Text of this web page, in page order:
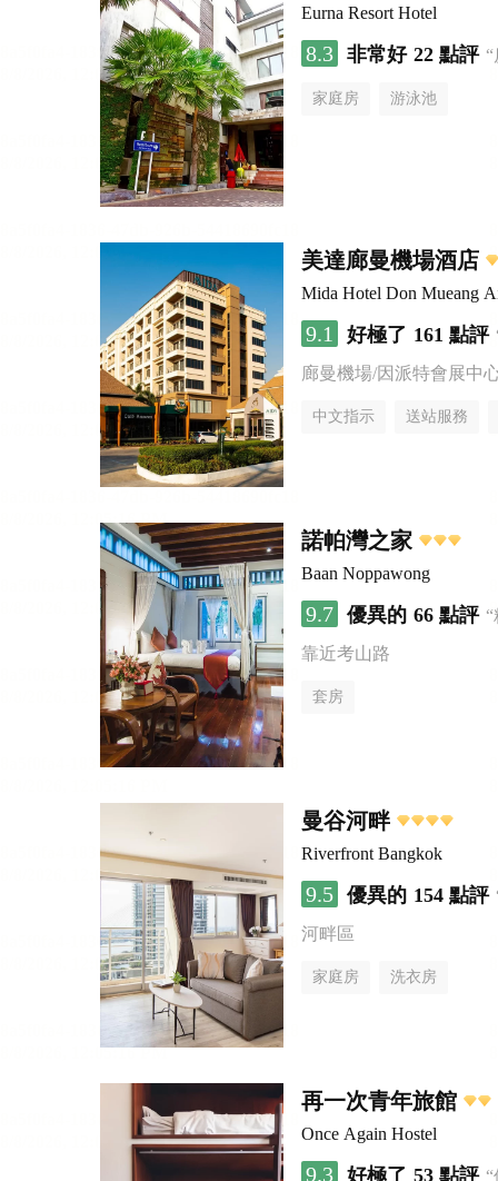
Eurna Resort Hotel
8.3 非常好 22 點評
家庭房 游泳池
美達廊曼機場酒店
Mida Hotel Don Mueang
9.1 好極了 161 點評
廊曼機場/因派特會展中
中文指示 送站服務
諾帕灣之家
Baan Noppawong
9.7 優異的 66 點評
靠近考山路
套房
曼谷河畔
Riverfront Bangkok
9.5 優異的 154 點評
河畔區
家庭房 洗衣房
再一次青年旅館
Once Again Hostel
9.3 好極了 53 點評